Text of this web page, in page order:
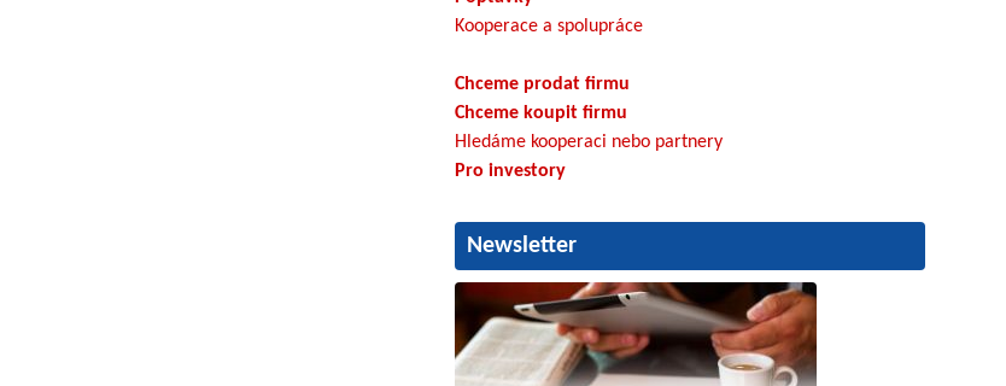
Kooperace a spolupráce
Chceme prodat firmu
Chceme koupit firmu
Hledáme kooperaci nebo partnery
Pro investory
Newsletter